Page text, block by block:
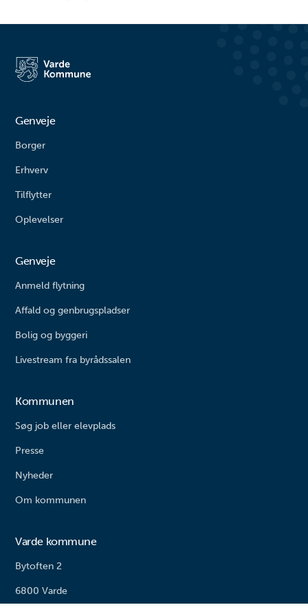
Genveje
Borger
Erhverv
Tilflytter
Oplevelser
Genveje
Anmeld flytning
Affald og genbrugspladser
Bolig og byggeri
Livestream fra byrådssalen
Kommunen
Søg job eller elevplads
Presse
Nyheder
Om kommunen
Varde kommune
Bytoften 2
6800 Varde